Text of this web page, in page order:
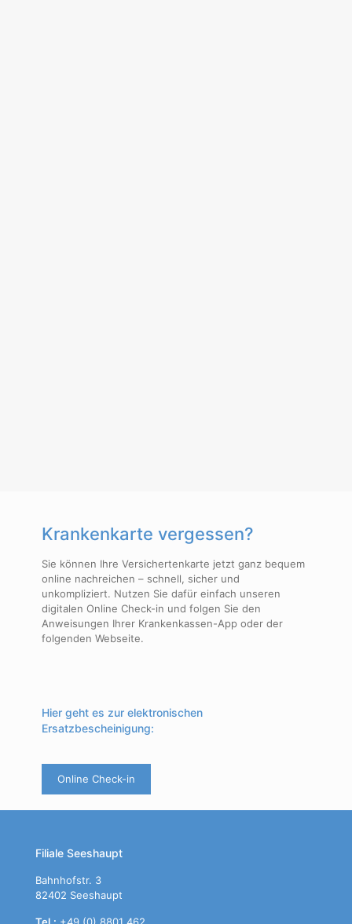
Krankenkarte vergessen?
Sie können Ihre Versichertenkarte jetzt ganz bequem
online nachreichen – schnell, sicher und
unkompliziert. Nutzen Sie dafür einfach unseren
digitalen Online Check-in und folgen Sie den
Anweisungen Ihrer Krankenkassen-App oder der
folgenden Webseite.
Hier geht es zur elektronischen
Ersatzbescheinigung:
Online Check-in
Filiale Seeshaupt
Bahnhofstr. 3
82402 Seeshaupt